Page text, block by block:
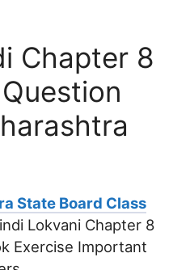
Chapter 8
State Board Class
Lokvani Chapter 8
Exercise Important